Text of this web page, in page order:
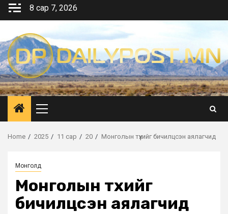
Skip
8 сар 7, 2026
Primary
Menu
Home 2025 11 сар 20 Монголын түүхийг бичилцсэн аялагчид
Монголд
Монголын түүхийг
бичилцсэн аялагчид